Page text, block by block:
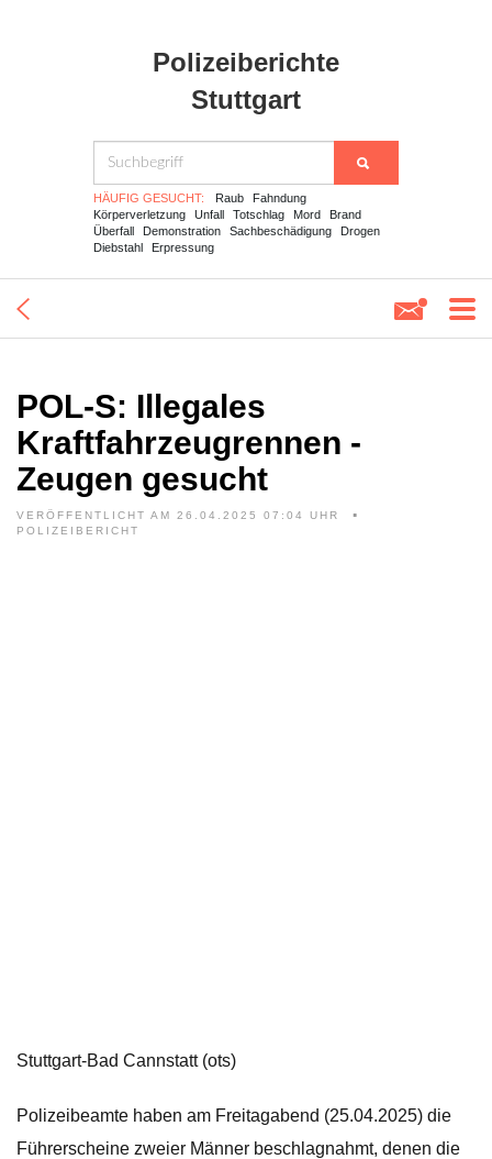
Polizeiberichte
Stuttgart
HÄUFIG GESUCHT: Raub
Fahndung
Körperverletzung
Unfall Totschlag Mord
Brand
Überfall
Demonstration Sachbeschädigung
Drogen
Diebstahl
Erpressung
POL-S: Illegales
Kraftfahrzeugrennen -
Zeugen gesucht
VERÖFFENTLICHT AM 26.04.2025 07:04 UHR
POLIZEIBERICHT
Stuttgart-Bad Cannstatt (ots)
Polizeibeamte haben am Freitagabend (25.04.2025) die
Führerscheine zweier Männer beschlagnahmt, denen die